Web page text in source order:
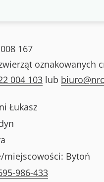
167
oznakowanych
004 103 lub
Łukasz
miejscowości: Bytoń
986-433